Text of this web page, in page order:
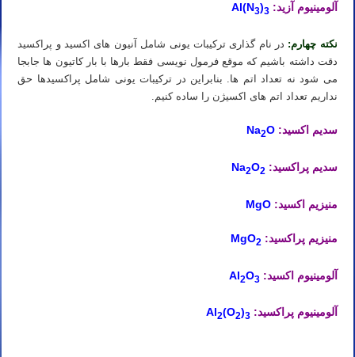
آلومینیوم آزید: 3)3
نکته چهارم: در نام گذاری ترکیبات یونی شامل آنیون های اکسید و پراکسید
دقت داشته باشیم که موقع فرمول نویسی فقط بارها با بار کاتیون ها جابجا
می شود نه تعداد اتم ها. بنابراین در ترکیبات یونی شامل پراکسیدها حق
نداریم تعداد اتم های اکسیژن را ساده کنیم.
سدیم اکسید: Na2O
سدیم پراکسید: Na2O2
منیزیم اکسید:MgO
منیزیم پراکسید: MgO2
آلومینیوم اکسید: Al2O3
آلومینیوم پراکسید: Al2(O2)3